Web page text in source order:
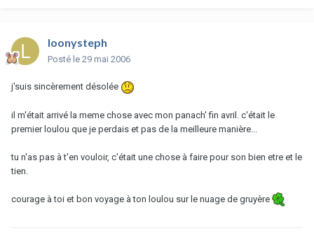
loonysteph
Posté le 29 mai 2006
j'suis sincèrement désolée
il m'était arrivé la meme chose avec mon panach' fin avril. c'était le
premier loulou que je perdais et pas de la meilleure manière...
tu n'as pas à t'en vouloir, c'était une chose à faire pour son bien etre et le
tien.
courage à toi et bon voyage à ton loulou sur le nuage de gruyère